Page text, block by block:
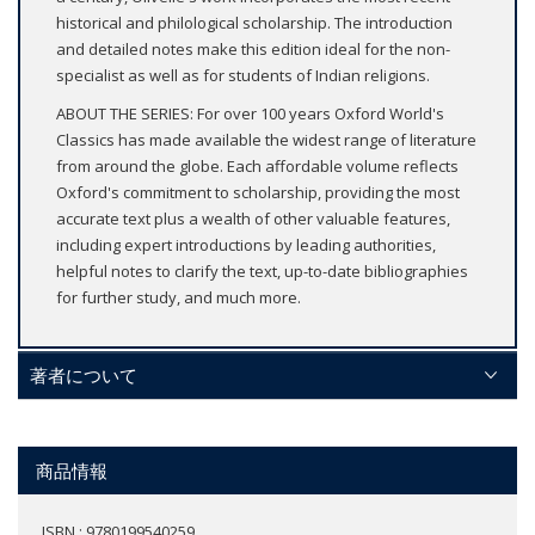
historical and philological scholarship. The introduction
and detailed notes make this edition ideal for the non-
specialist as well as for students of Indian religions.
ABOUT THE SERIES: For over 100 years Oxford World's
Classics has made available the widest range of literature
from around the globe. Each affordable volume reflects
Oxford's commitment to scholarship, providing the most
accurate text plus a wealth of other valuable features,
including expert introductions by leading authorities,
helpful notes to clarify the text, up-to-date bibliographies
for further study, and much more.
著者について
商品情報